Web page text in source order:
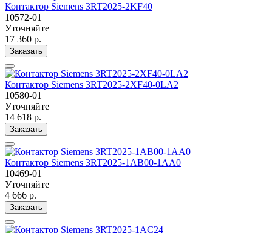
Контактор Siemens 3RT2025-2KF40
10572-01
Уточняйте
17 360 р.
Заказать
Контактор Siemens 3RT2025-2XF40-0LA2
10580-01
Уточняйте
14 618 р.
Заказать
Контактор Siemens 3RT2025-1AB00-1AA0
10469-01
Уточняйте
4 666 р.
Заказать